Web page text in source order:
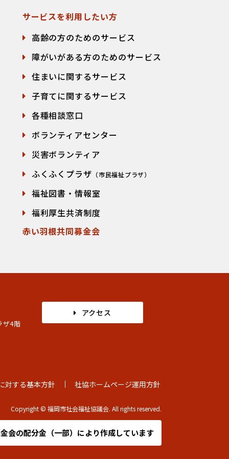
サービスを利用したい方
高齢の方のためのサービス
障がいがある方のためのサービス
住まいに関するサービス
子育てに関するサービス
各種相談窓口
ボランティアセンター
災害ボランティア
ふくふくプラザ （市民福祉プラザ）
福祉図書・情報室
福利厚生共済制度
赤い羽根共同募金会
ザ4階
アクセス
対する基本方針 社協ホームページ運用方針
Copyright © 福岡市社会福祉協議会. All rights reserved.
会の配分金（一部）により作成しています